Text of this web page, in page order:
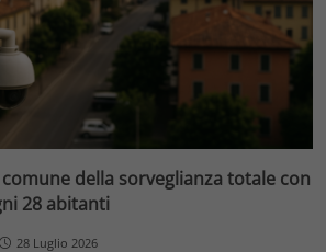
della sorveglianza totale con
28 abitanti
28 Luglio 2026